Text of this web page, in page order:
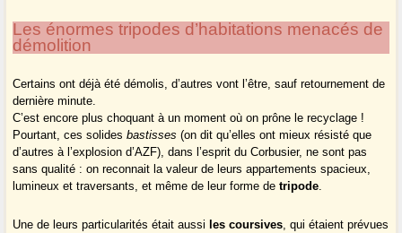
Les énormes tripodes d’habitations menacés de
démolition
Certains ont déjà été démolis, d’autres vont l’être, sauf retournement de
dernière minute.
C’est encore plus choquant à un moment où on prône le recyclage !
Pourtant, ces solidesbastisses (on dit qu’elles ont mieux résisté que
d’autres à l’explosion d’AZF), dans l’esprit du Corbusier, ne sont pas
sans qualité : on reconnait la valeur de leurs appartements spacieux,
lumineux et traversants, et même de leur forme detripode.
Une de leurs particularités était aussi les coursives, qui étaient prévues